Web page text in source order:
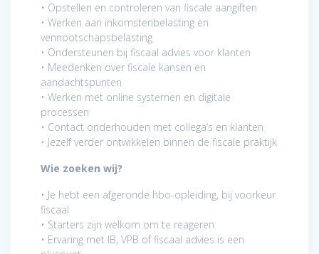
• Opstellen en controleren van fiscale aangiften
• Werken aan inkomstenbelasting en
vennootschapsbelasting
• Ondersteunen bij fiscaal advies voor klanten
• Meedenken over fiscale kansen en
aandachtspunten
• Werken met online systemen en digitale
processen
• Contact onderhouden met collega’s en klanten
• Jezelf verder ontwikkelen binnen de fiscale praktijk
Wie zoeken wij?
• Je hebt een afgeronde hbo-opleiding, bij voorkeur
fiscaal
• Starters zijn welkom om te reageren
• Ervaring met IB, VPB of fiscaal advies is een